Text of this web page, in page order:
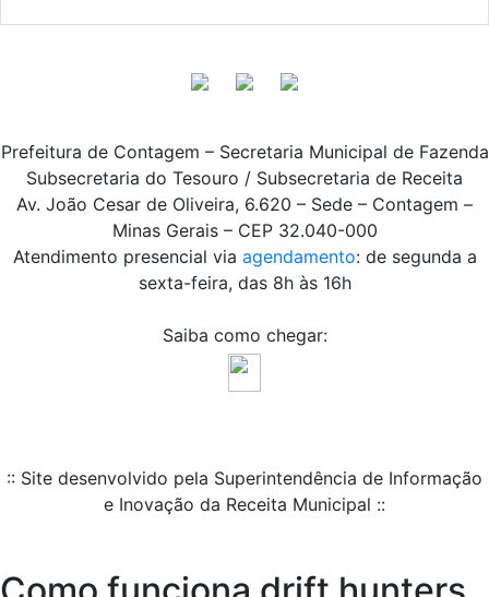
Prefeitura de Contagem – Secretaria Municipal de Fazenda
Subsecretaria do Tesouro / Subsecretaria de Receita
Av. João Cesar de Oliveira, 6.620 – Sede – Contagem –
Minas Gerais – CEP 32.040-000
Atendimento presencial via agendamento: de segunda a
sexta-feira, das 8h às 16h
Saiba como chegar:
:: Site desenvolvido pela Superintendência de Informação
e Inovação da Receita Municipal ::